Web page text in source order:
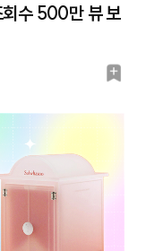
회수 500만 뷰 보
북